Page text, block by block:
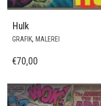
Hulk
GRAFIK, MALEREI
€70,00